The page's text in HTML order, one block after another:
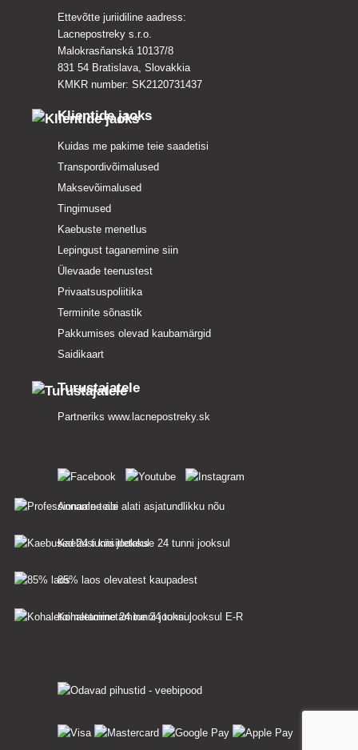
Ettevõtte juriidiline aadress:
Lacnepostreky s.r.o.
Malokrasňanská 10137/8
831 54 Bratislava, Slovakkia
KMKR number: SK2120731437
Klientide jaoks
Kuidas me pakime teie saadetisi
Transpordivõimalused
Maksevõimalused
Tingimused
Kaebuste menetlus
Lepingust taganemine siin
Ülevaade teenustest
Privaatsuspoliitika
Terminite sõnastik
Pakkumises olevad kaubamärgid
Saidikaart
Turustajatele
Partneriks www.lacnepostreky.sk
Anname teile alati asjatundlikku nõu
Kaebusi käsitletakse 24 tunni jooksul
85% laos olevatest kaupadest
Kohaletoimetamine 24 tunni jooksul E-R